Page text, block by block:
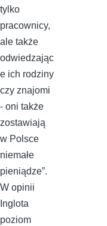
tylko
pracownicy,
ale także
odwiedzając
e ich rodziny
czy znajomi
- oni także
zostawiają
w Polsce
niemałe
pieniądze”.
W opinii
Inglota
poziom